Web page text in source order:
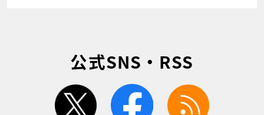
公式SNS・RSS
twitter facebook